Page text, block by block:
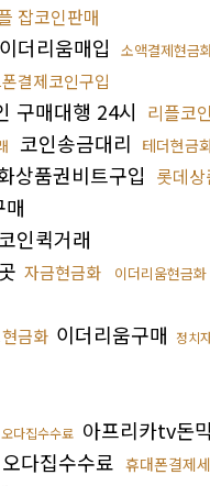
잡코인판매
더리움매입 소액결제현금
결제코인구입
구매대행 24시 리플코
코인송금대리 테더현금
상품권비트구입 롯데
인퀵거래
자금현금화 이더리움현금화
금화 이더리움구매 정치
오다집수수료 아프리카tv돈
다집수수료 휴대폰결제